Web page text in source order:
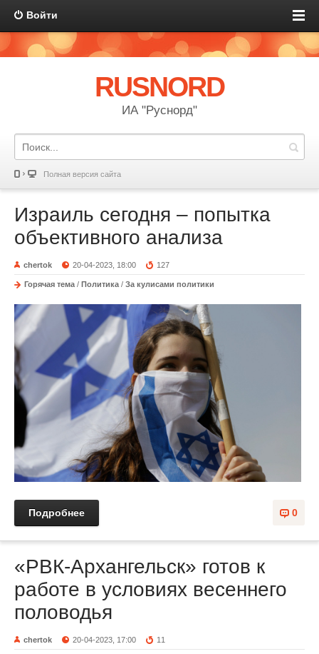
Войти
RUSNORD
ИА "Руснорд"
Полная версия сайта
Израиль сегодня – попытка
объективного анализа
chertok 20-04-2023, 18:00 127
Горячая тема / Политика / За кулисами политики
0
Подробнее
«РВК-Архангельск» готов к
работе в условиях весеннего
половодья
chertok 20-04-2023, 17:00 11